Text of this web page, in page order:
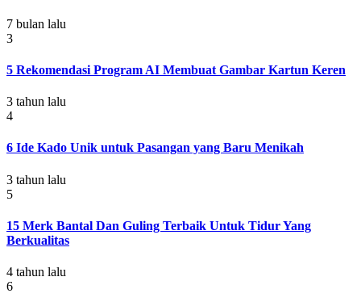
7 bulan lalu
3
5 Rekomendasi Program AI Membuat Gambar Kartun Keren
3 tahun lalu
4
6 Ide Kado Unik untuk Pasangan yang Baru Menikah
3 tahun lalu
5
15 Merk Bantal Dan Guling Terbaik Untuk Tidur Yang
Berkualitas
4 tahun lalu
6